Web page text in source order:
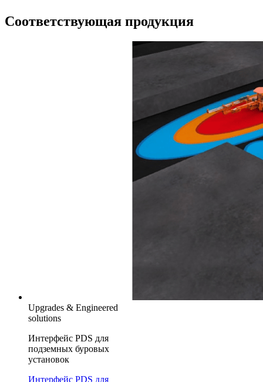
Соответствующая продукция
Upgrades & Engineered
solutions
Интерфейс PDS для
подземных буровых
установок
Интерфейс PDS для